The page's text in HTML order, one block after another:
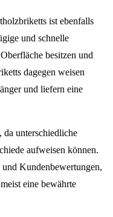
ist ebenfalls
und schnelle
besitzen und
dagegen weisen
und liefern eine
unterschiedliche
aufweisen können.
Kundenbewertungen,
eine bewährte